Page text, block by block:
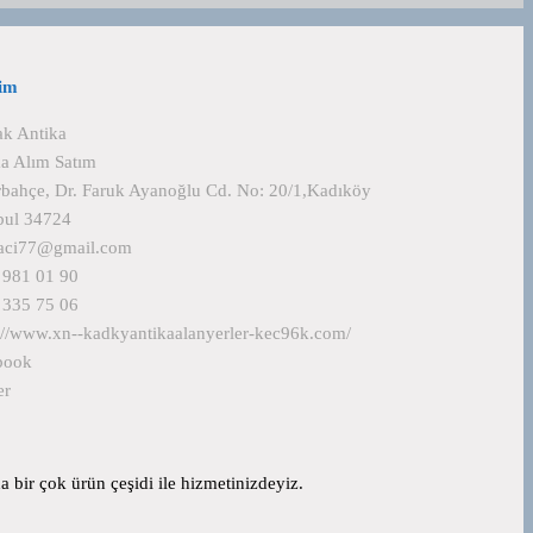
Antika
Alım Satım
Dr. Faruk Ayanoğlu Cd. No: 20/1,Kadıköy
34724
01 90
75 06
www.xn--kadkyantikaalanyerler-kec96k.com/
bir çok ürün çeşidi ile hizmetinizdeyiz.